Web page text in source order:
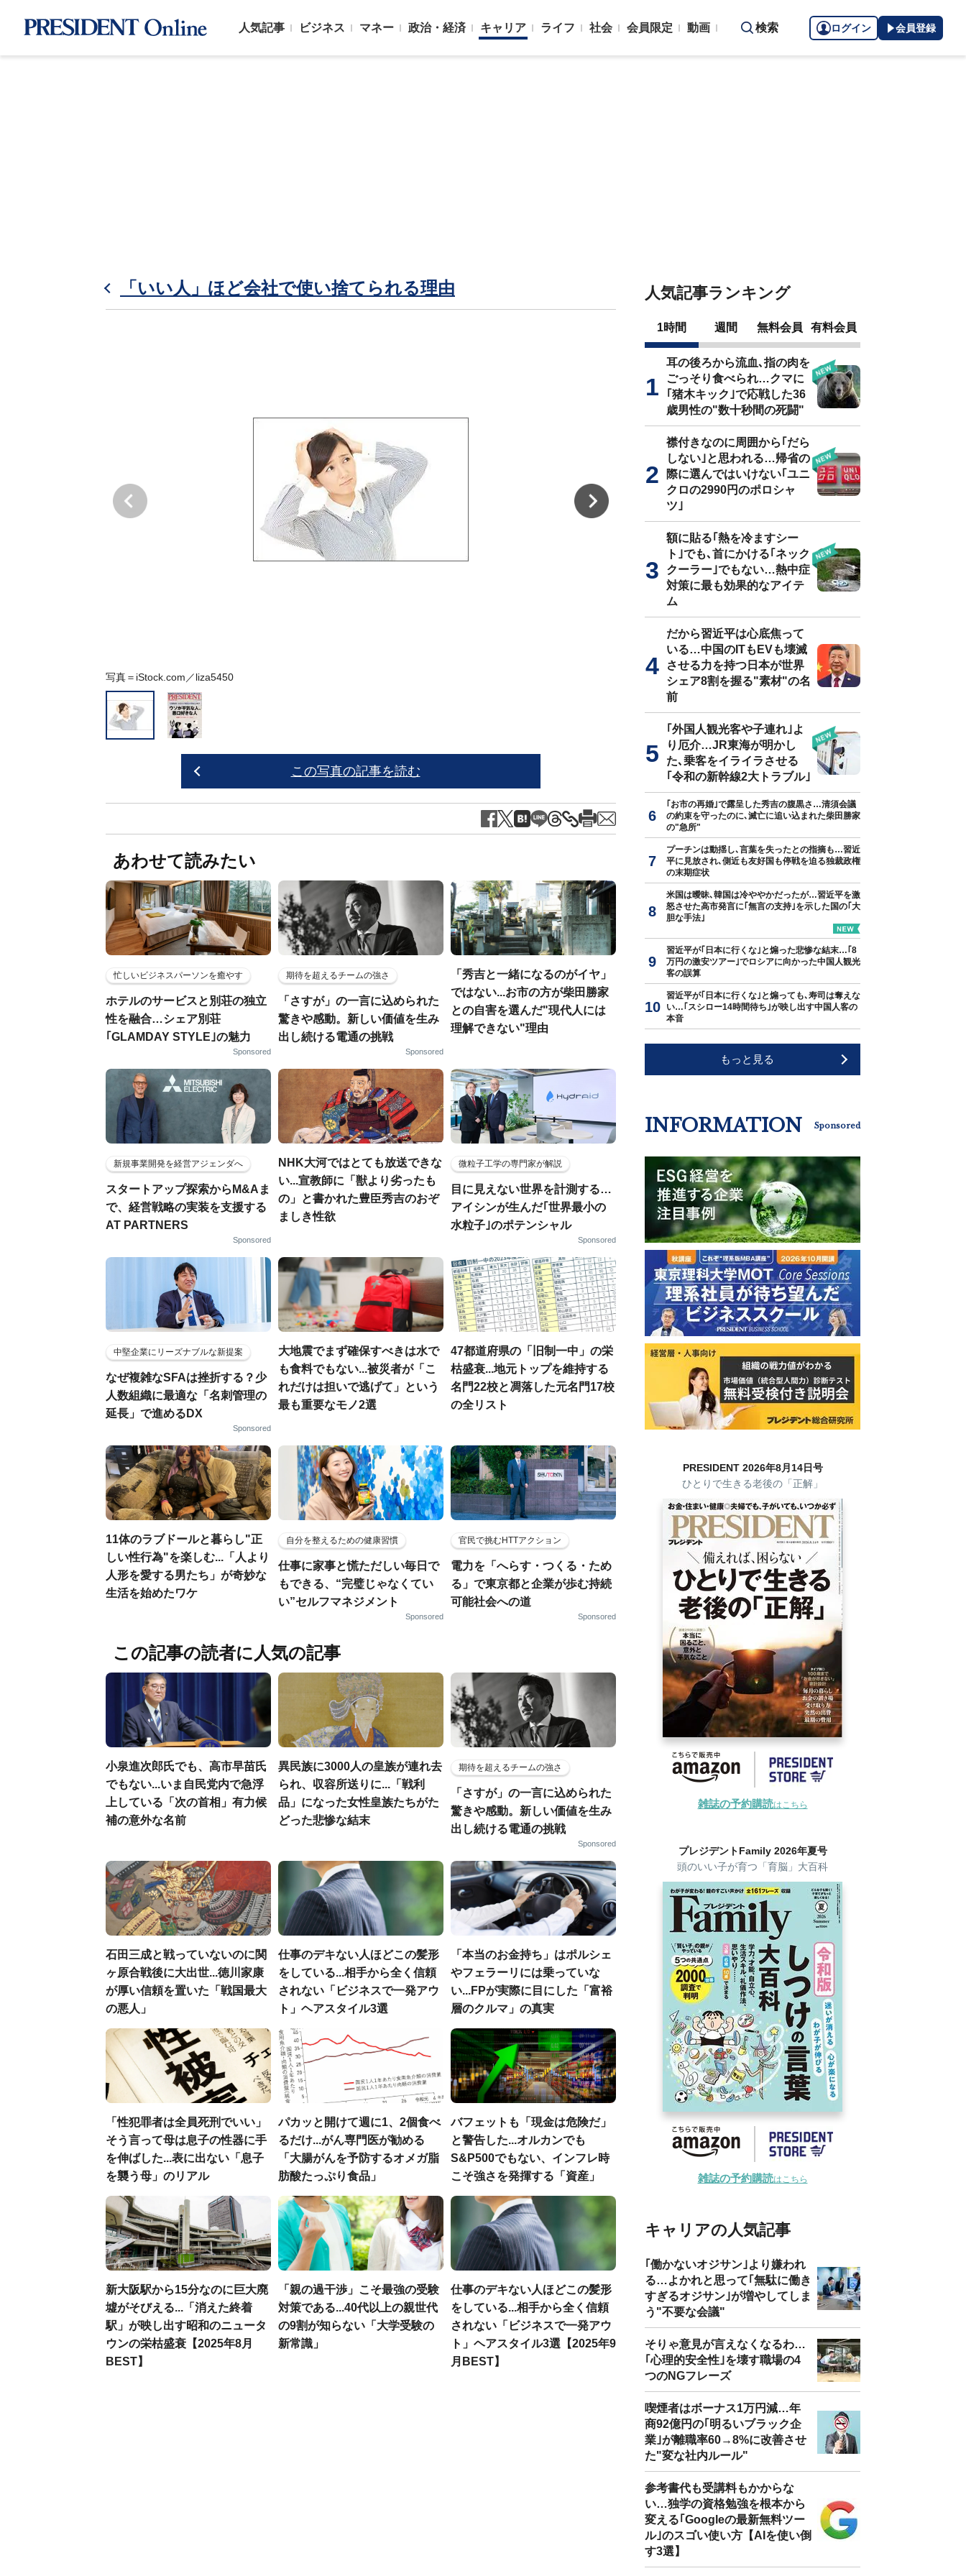
人気記事 ビジネス マネー 政治・経済 キャリア ライフ 社会 会員限定 動画 検索 ログイン 会員登録
「いい人」ほど会社で使い捨てられる理由
写真＝iStock.com／liza5450 プレジデント（2018年3月5日号）の特集は「ウソが平気な人、悪口が好きな
この写真の記事を読む
あわせて読みたい
忙しいビジネスパーソンを癒やす
ホテルのサービスと別荘の独立
性を融合…シェア別荘
｢GLAMDAY STYLE｣の魅力
Sponsored
期待を超えるチームの強さ
「さすが」の一言に込められた
驚きや感動。新しい価値を生み
出し続ける電通の挑戦
Sponsored
「秀吉と一緒になるのがイヤ」
ではない...お市の方が柴田勝家
との自害を選んだ"現代人には
理解できない"理由
新規事業開発を経営アジェンダへ
スタートアップ探索からM&Aま
で、経営戦略の実装を支援する
AT PARTNERS
Sponsored
NHK大河ではとても放送できな
い...宣教師に「獣より劣ったも
の」と書かれた豊臣秀吉のおぞ
ましき性欲
微粒子工学の専門家が解説
目に見えない世界を計測する…
アイシンが生んだ｢世界最小の
水粒子｣のポテンシャル
Sponsored
中堅企業にリーズナブルな新提案
なぜ複雑なSFAは挫折する？少
人数組織に最適な「名刺管理の
延長」で進めるDX
Sponsored
大地震でまず確保すべきは水で
も食料でもない...被災者が「こ
れだけは担いで逃げて」という
最も重要なモノ2選
47都道府県の「旧制一中」の栄
枯盛衰...地元トップを維持する
名門22校と凋落した元名門17校
の全リスト
11体のラブドールと暮らし"正
しい性行為"を楽しむ...「人より
人形を愛する男たち」が奇妙な
生活を始めたワケ
自分を整えるための健康習慣
仕事に家事と慌ただしい毎日で
もできる、“完璧じゃなくてい
い”セルフマネジメント
Sponsored
官民で挑むHTTアクション
電力を「へらす・つくる・ため
る」で東京都と企業が歩む持続
可能社会への道
Sponsored
この記事の読者に人気の記事
小泉進次郎氏でも、高市早苗氏
でもない...いま自民党内で急浮
上している「次の首相」有力候
補の意外な名前
異民族に3000人の皇族が連れ去
られ、収容所送りに...「戦利
品」になった女性皇族たちがた
どった悲惨な結末
期待を超えるチームの強さ
「さすが」の一言に込められた
驚きや感動。新しい価値を生み
出し続ける電通の挑戦
Sponsored
石田三成と戦っていないのに関
ヶ原合戦後に大出世...徳川家康
が厚い信頼を置いた「戦国最大
の悪人」
仕事のデキない人ほどこの髪形
をしている...相手から全く信頼
されない「ビジネスで一発アウ
ト」ヘアスタイル3選
「本当のお金持ち」はポルシェ
やフェラーリには乗っていな
い...FPが実際に目にした「富裕
層のクルマ」の真実
「性犯罪者は全員死刑でいい」
そう言って母は息子の性器に手
を伸ばした...表に出ない「息子
を襲う母」のリアル
パカッと開けて週に1、2個食べ
るだけ...がん専門医が勧める
「大腸がんを予防するオメガ脂
肪酸たっぷり食品」
バフェットも「現金は危険だ」
と警告した...オルカンでも
S&P500でもない、インフレ時
こそ強さを発揮する「資産」
新大阪駅から15分なのに巨大廃
墟がそびえる...「消えた終着
駅」が映し出す昭和のニュータ
ウンの栄枯盛衰【2025年8月
BEST】
「親の過干渉」こそ最強の受験
対策である...40代以上の親世代
の9割が知らない「大学受験の
新常識」
仕事のデキない人ほどこの髪形
をしている...相手から全く信頼
されない「ビジネスで一発アウ
ト」ヘアスタイル3選【2025年9
月BEST】
人気記事ランキング
1時間 週間 無料会員 有料会員
耳の後ろから流血､指の肉を
ごっそり食べられ…クマに
｢猪木キック｣で応戦した36
歳男性の"数十秒間の死闘"
襟付きなのに周囲から｢だら
しない｣と思われる…帰省の
際に選んではいけない｢ユニ
クロの2990円のポロシャ
ツ｣
額に貼る｢熱を冷ますシー
ト｣でも､首にかける｢ネック
クーラー｣でもない…熱中症
対策に最も効果的なアイテ
ム
だから習近平は心底焦って
いる…中国のITもEVも壊滅
させる力を持つ日本が世界
シェア8割を握る"素材"の名
前
｢外国人観光客や子連れ｣よ
り厄介…JR東海が明かし
た､乗客をイライラさせる
｢令和の新幹線2大トラブル｣
｢お市の再婚｣で露呈した秀吉の腹黒さ…清須会議
の約束を守ったのに､滅亡に追い込まれた柴田勝家
の"急所"
プーチンは動揺し､言葉を失ったとの指摘も…習近
平に見放され､側近も友好国も停戦を迫る独裁政権
の末期症状
米国は曖昧､韓国は冷ややかだったが…習近平を激
怒させた高市発言に｢無言の支持｣を示した国の｢大
胆な手法｣
習近平が｢日本に行くな｣と煽った悲惨な結末…｢8
万円の激安ツアー｣でロシアに向かった中国人観光
客の誤算
習近平が｢日本に行くな｣と煽っても､寿司は奪えな
い…｢スシロー14時間待ち｣が映し出す中国人客の
本音
もっと見る
INFORMATION Sponsored
PRESIDENT 2026年8月14日号
ひとりで生きる老後の「正解」
雑誌の予約購読はこちら
プレジデントFamily 2026年夏号
頭のいい子が育つ「育脳」大百科
雑誌の予約購読はこちら
キャリアの人気記事
｢働かないオジサン｣より嫌われ
る…よかれと思って｢無駄に働き
すぎるオジサン｣が増やしてしま
う"不要な会議"
そりゃ意見が言えなくなるわ…
｢心理的安全性｣を壊す職場の4
つのNGフレーズ
喫煙者はボーナス1万円減…年
商92億円の｢明るいブラック企
業｣が離職率60→8%に改善させ
た"変な社内ルール"
参考書代も受講料もかからな
い…独学の資格勉強を根本から
変える｢Googleの最新無料ツー
ル｣のスゴい使い方【AIを使い倒
す3選】